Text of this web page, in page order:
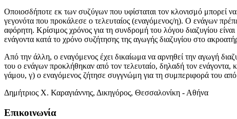
Οποιοσδήποτε εκ των συζύγων που υφίσταται τον κλονισμό μπορεί
γεγονότα που προκάλεσε ο τελευταίος (εναγόμενος/η). Ο ενάγων
αφόρητη. Κρίσιμος χρόνος για τη συνδρομή του λόγου διαζυγίου
ενάγοντα κατά το χρόνο συζήτησης της αγωγής διαζυγίου στο
Από την άλλη, ο εναγόμενος έχει δικαίωμα να αρνηθεί την αγωγή
του ο ενάγων προκλήθηκαν από τον τελευταίο, δηλαδή τον ενάγοντα,
γάμου, γ) ο εναγόμενος ζήτησε συγγνώμη για τη συμπεριφορά του
Δημήτριος Χ. Καραγιάννης, Δικηγόρος, Θεσσαλονίκη - Αθήνα
Επικοινωνία